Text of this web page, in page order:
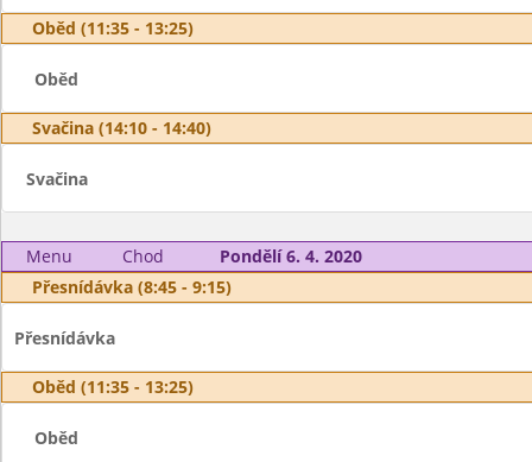
Oběd (11:35 - 13:25)
Oběd
Svačina (14:10 - 14:40)
Svačina
Menu Chod
Pondělí 6. 4. 2020
Přesnídávka (8:45 - 9:15)
Přesnídávka
Oběd (11:35 - 13:25)
Oběd